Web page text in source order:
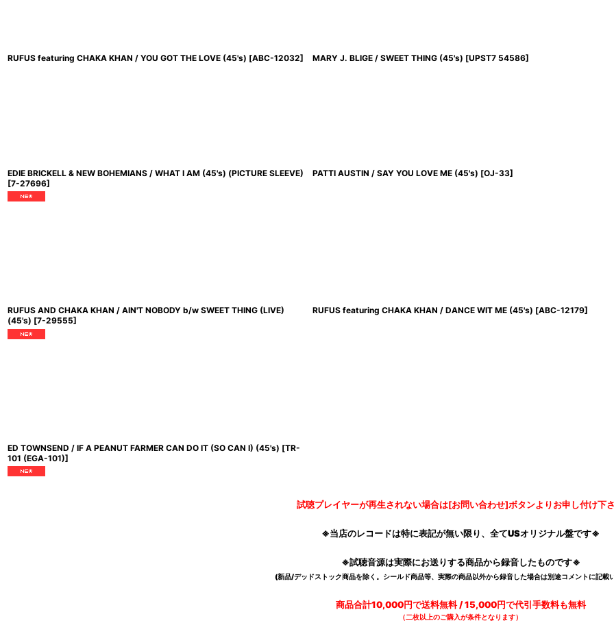
RUFUS featuring CHAKA KHAN / YOU GOT THE LOVE (45's) [ABC-12032] MARY J. BLIGE / SWEET THING (45's) [UPST7 54586]
EDIE BRICKELL & NEW BOHEMIANS / WHAT I AM (45's) (PICTURE SLEEVE)
[7-27696]
PATTI AUSTIN / SAY YOU LOVE ME (45's) [OJ-33]
RUFUS AND CHAKA KHAN / AIN'T NOBODY b/w SWEET THING (LIVE)
(45's) [7-29555]
RUFUS featuring CHAKA KHAN / DANCE WIT ME (45's) [ABC-12179]
ED TOWNSEND / IF A PEANUT FARMER CAN DO IT (SO CAN I) (45's) [TR-
101 (EGA-101)]
試聴プレイヤーが再生されない場合は[お問い合わせ]ボタンよりお申し付け下
※当店のレコードは特に表記が無い限り、全てUSオリジナル盤です※
※試聴音源は実際にお送りする商品から録音したものです※
(新品/デッドストック商品を除く。シールド商品等、実際の商品以外から録音した場合は別途コメントに記載
商品合計10,000円で送料無料 / 15,000円で代引手数料も無料
（二枚以上のご購入が条件となります）